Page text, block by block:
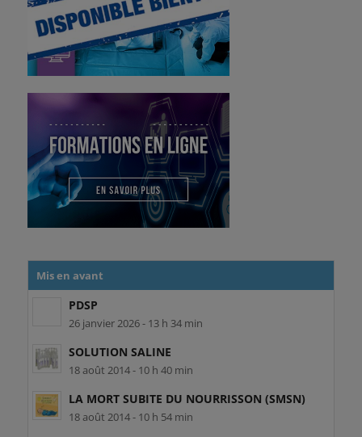
Mis en avant
PDSP
26 janvier 2026 - 13 h 34 min
SOLUTION SALINE
18 août 2014 - 10 h 40 min
LA MORT SUBITE DU NOURRISSON (SMSN)
18 août 2014 - 10 h 54 min